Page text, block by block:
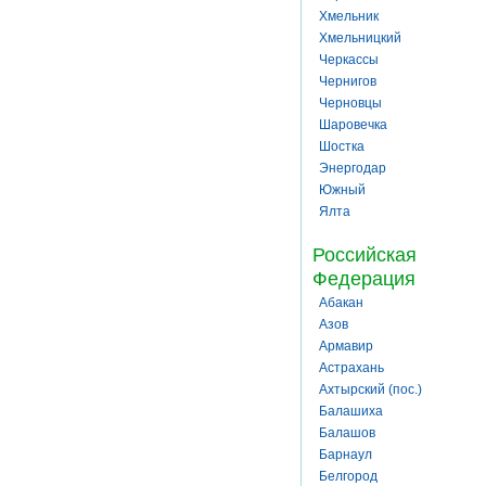
Хмельник
Хмельницкий
Черкассы
Чернигов
Черновцы
Шаровечка
Шостка
Энергодар
Южный
Ялта
Российская
Федерация
Абакан
Азов
Армавир
Астрахань
Ахтырский (пос.)
Балашиха
Балашов
Барнаул
Белгород